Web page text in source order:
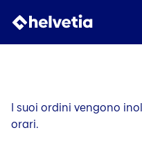
I suoi ordini vengono
orari.